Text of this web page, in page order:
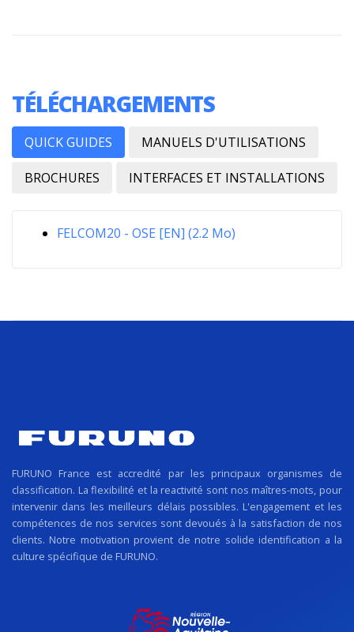
TÉLÉCHARGEMENTS
QUICK GUIDES MANUELS D'UTILISATIONS
BROCHURES INTERFACES ET INSTALLATIONS
FELCOM20 - OSE [EN] (2.2 Mo)
FURUNO France est accredité par les principaux organismes de
classification. La flexibilité et la reactivité sont nos maîtres-mots, pour
intervenir dans les meilleurs délais possibles. L'engagement et les
compétences de nos services sont devoués à la satisfaction de nos
clients. Notre motivation provient de notre solide identification a la
culture spécifique de FURUNO.